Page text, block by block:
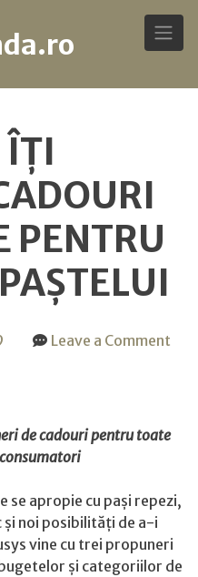
ÎȚI
PENTRU
Leave a Comment
de cadouri pentru toate
se apropie cu pași repezi,
și noi posibilități de a-i
vine cu trei propuneri
și categoriilor de